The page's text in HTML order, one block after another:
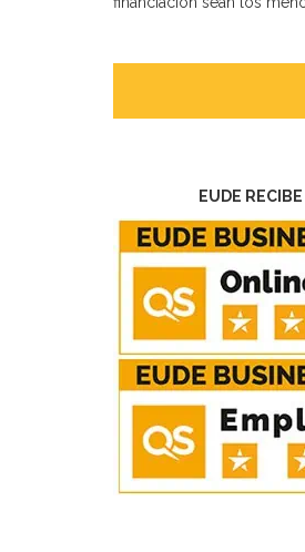
EUDE